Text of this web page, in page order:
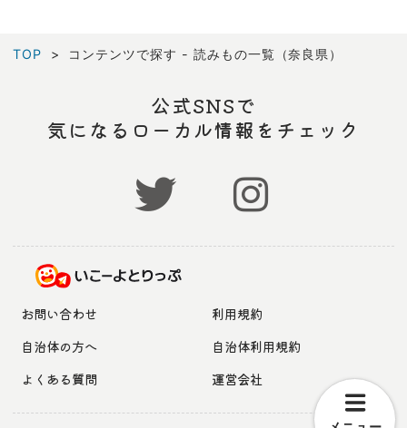
TOP コンテンツで探す - 読みもの一覧（奈良県）
公式SNSで
気になるローカル情報をチェック
お問い合わせ
利用規約
自治体の方へ
自治体利用規約
よくある質問
運営会社